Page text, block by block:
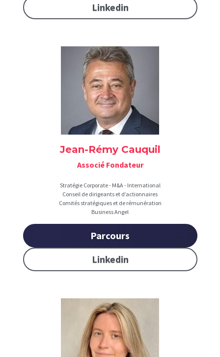
Linkedin
Jean-Rémy Cauquil
Associé Fondateur
Stratégie Corporate - M&A - International
Conseil de dirigeants et d’actionnaires
Comités stratégiques et de rémunération
Business Angel
Parcours
Linkedin